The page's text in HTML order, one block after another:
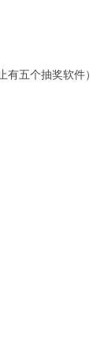
有五个抽奖软件）